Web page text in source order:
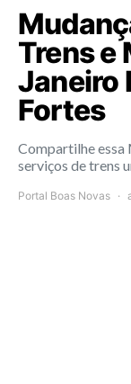
Trens e
Janeiro
Fortes
Compartilhe
serviços de trens
Portal Boas Novas